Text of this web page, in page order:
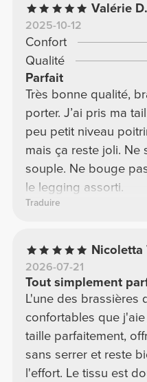
Valérie D.
2025-10-12
Confort
Qualité
Parfait
Très bonne qualité,
porter. J’ai pris ma
peu petit niveau
mais ça reste joli. Ne
souple. Ne bouge
le legging assorti.
Traduire
Nicoletta
2026-07-21
Tout simplement
L'une des brassières
confortables que
taille parfaitement,
sans serrer et reste
l'effort. Le tissu est